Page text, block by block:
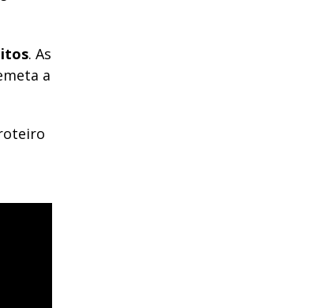
. As
a